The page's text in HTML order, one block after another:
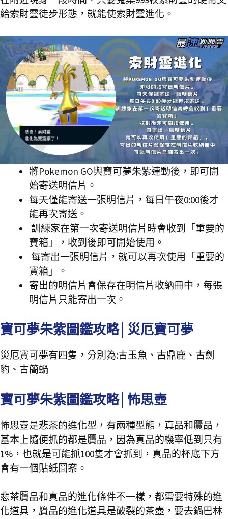
給索財靈徒步形態，就能使索財靈進化。
將Pokemon GO與寶可夢朱紫連動後，即可開
始寄送明信片。
每天僅能寄送一張明信片，每日午夜0:00後才
能再次寄送。
訓練家在第一次寄送明信片時會收到「重要的
寶箱」，收到後即可開始使用。
每寄出一張明信片，就可以再次使用「重要的
寶箱」。
寄出的明信片會保存在明信片收納冊中，每張
明信片只能寄出一次。
寶可夢朱紫圖鑑攻略│災厄寶可夢
災厄寶可夢有四隻，分別為:古玉魚、古鼎鹿、古劍
豹、古簡蝸
寶可夢朱紫圖鑑攻略│怖思壺
怖思壺是悲茶的進化型，有兩種型態，真品和贗品，
基本上隨便抓的都是贗品，因為真品的機率低到只有
1%，也就是可能抓100隻才會抓到，真品的杯底下方
會有一個貼紙圖案。
悲茶贗品和真品的進化條件不一樣，都需要特殊的進
化道具，贗品的進化道具是破裂的茶壺，要去鍋巴林